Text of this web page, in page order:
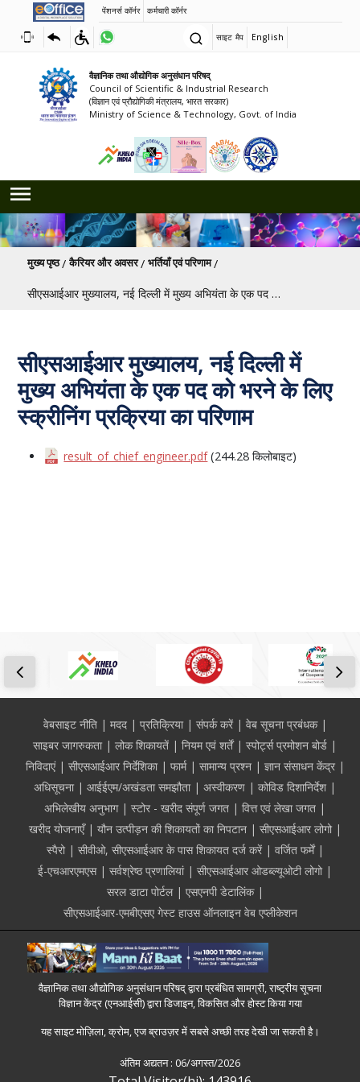
पेंशनर्स कॉर्नर कर्मचारी कॉर्नर
साइट मैप English
वैज्ञानिक तथा औद्योगिक अनुसंधान परिषद्
Council of Scientific & Industrial Research
(विज्ञान एवं प्रौद्योगिकी मंत्रालय, भारत सरकार)
Ministry of Science & Technology, Govt. of India
पग चिन्ह
मुख्य पृष्ठ कैरियर और अवसर भर्तियाँ एवं परिणाम
सीएसआईआर मुख्यालय, नई दिल्ली में मुख्य अभियंता के एक पद को भरने के लिए स्क्रीनिंग प्रक्रिया का परिणाम
सीएसआईआर मुख्यालय, नई दिल्ली में
मुख्य अभियंता के एक पद को भरने के लिए
स्क्रीनिंग प्रक्रिया का परिणाम
result_of_chief_engineer.pdf (244.28 किलोबाइट)
Footerवेबसाइट नीति मदद प्रतिक्रिया संपर्क करें
वेब सूचना प्रबंधक
साइबर जागरुकता
लोक शिकायतें नियम एवं शर्तें
स्पोर्ट्स प्रमोशन बोर्ड
निविदाएं
सीएसआईआर निर्देशिका फार्म सामान्य प्रश्न
ज्ञान संसाधन केंद्र
अधिसूचना
आईईएम/अखंडता समझौता अस्वीकरण
कोविड दिशानिर्देश
अभिलेखीय अनुभाग
स्टोर - खरीद संपूर्ण जगत
वित्त एवं लेखा जगत
खरीद योजनाएँ
यौन उत्पीड़न की शिकायतों का निपटान
सीएसआईआर लोगो
स्पैरो
सीवीओ, सीएसआईआर के पास शिकायत दर्ज करें
वर्जित फर्में
ई-एचआरएमएस
सर्वश्रेष्ठ प्रणालियां
सीएसआईआर ओडब्ल्यूओटी लोगो
सरल डाटा पोर्टल
एसएनपी डेटालिंक
सीएसआईआर-एमबीएसए गेस्ट हाउस ऑनलाइन वेब एप्लीकेशन
वैज्ञानिक तथा औद्योगिक अनुसंधान परिषद् द्वारा प्रबंधित सामग्री, राष्ट्रीय सूचना
विज्ञान केंद्र (एनआईसी) द्वारा डिजाइन, विकसित और होस्ट किया गया
यह साइट मोज़िला, क्रोम, एज ब्राउज़र में सबसे अच्छी तरह देखी जा सकती है।
अंतिम अद्यतन : 06/अगस्त/2026